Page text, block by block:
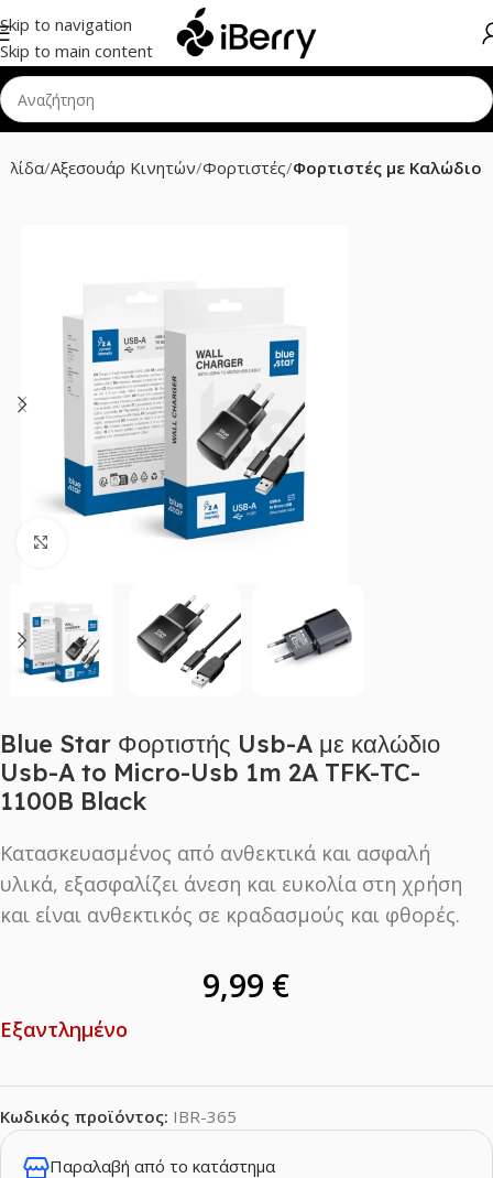
Skip to navigation
Skip to main content
Αξεσουάρ Κινητών Φορτιστές Φορτιστές με Καλώδιο
Click to enlarge
Blue Star Φορτιστής Usb-A με καλώδιο
Usb-A to Micro-Usb 1m 2A TFK-TC-
1100B Black
Κατασκευασμένος από ανθεκτικά και ασφαλή
υλικά, εξασφαλίζει άνεση και ευκολία στη χρήση
και είναι ανθεκτικός σε κραδασμούς και φθορές.
9,99 €
Εξαντλημένο
Κωδικός προϊόντος: IBR-365
Παραλαβή από το κατάστημα